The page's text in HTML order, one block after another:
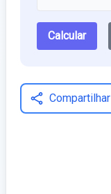
Calcular
Compartilhar